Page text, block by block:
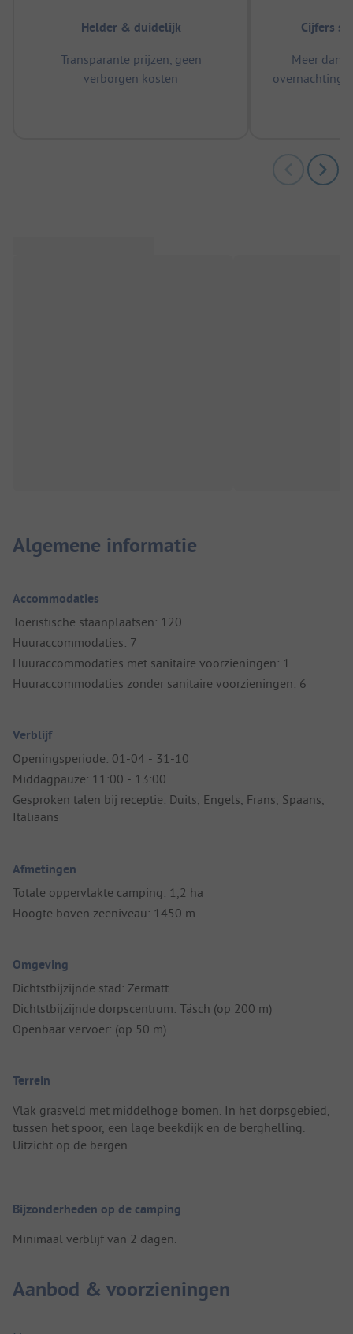
Helder & duidelijk
Transparante prijzen, geen
verborgen kosten
Cijfers
Meer dan
Algemene informatie
Accommodaties
Toeristische staanplaatsen: 120
Huuraccommodaties: 7
Huuraccommodaties met sanitaire voorzieningen: 1
Huuraccommodaties zonder sanitaire voorzieningen: 6
Verblijf
Openingsperiode: 01-04 - 31-10
Middagpauze: 11:00 - 13:00
Gesproken talen bij receptie: Duits, Engels, Frans, Spaans,
Italiaans
Afmetingen
Totale oppervlakte camping: 1,2 ha
Hoogte boven zeeniveau: 1450 m
Omgeving
Dichtstbijzijnde stad: Zermatt
Dichtstbijzijnde dorpscentrum: Täsch (op 200 m)
Openbaar vervoer: (op 50 m)
Terrein
Vlak grasveld met middelhoge bomen. In het dorpsgebied,
tussen het spoor, een lage beekdijk en de berghelling.
Uitzicht op de bergen.
Bijzonderheden op de camping
Minimaal verblijf van 2 dagen.
Aanbod & voorzieningen